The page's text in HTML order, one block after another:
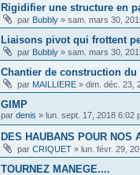
Rigidifier une structure en
par Bubbly » sam. mars 30,
Liaisons pivot qui frottent
par Bubbly » sam. mars 30,
Chantier de construction du
par MAILLIERE » dim. déc. 23,
GIMP
par denis » lun. sept. 17, 2018 6:02
DES HAUBANS POUR NOS
par CRIQUET » lun. févr. 29,
TOURNEZ MANEGE....